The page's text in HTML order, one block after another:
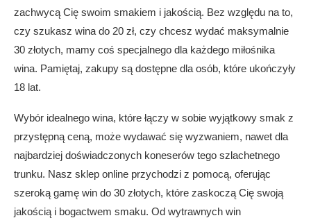
zachwycą Cię swoim smakiem i jakością. Bez względu na to,
czy szukasz wina do 20 zł, czy chcesz wydać maksymalnie
30 złotych, mamy coś specjalnego dla każdego miłośnika
wina. Pamiętaj, zakupy są dostępne dla osób, które ukończyły
18 lat.
Wybór idealnego wina, które łączy w sobie wyjątkowy smak z
przystępną ceną, może wydawać się wyzwaniem, nawet dla
najbardziej doświadczonych koneserów tego szlachetnego
trunku. Nasz sklep online przychodzi z pomocą, oferując
szeroką gamę win do 30 złotych, które zaskoczą Cię swoją
jakością i bogactwem smaku. Od wytrawnych win